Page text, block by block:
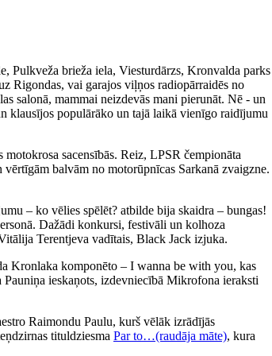
Pulkveža brieža iela, Viesturdārzs, Kronvalda parks
Rigondas, vai garajos viļņos radiopārraidēs no
salonā, mammai neizdevās mani pierunāt. Nē - un
klausījos populārāko un tajā laikā vienīgo raidījumu
sacensībās. Reiz, LPSR čempionāta
balvām no motorūpnīcas Sarkanā zvaigzne.
– ko vēlies spēlēt? atbilde bija skaidra – bungas!
Dažādi konkursi, festivāli un kolhoza
Terentjeva vadītais, Black Jack izjuka.
Kronlaka komponēto – I wanna be with you, kas
ieskaņots, izdevniecībā Mikrofona ieraksti
Raimondu Paulu, kurš vēlāk izrādījās
tituldziesma Par to…(raudāja māte), kura